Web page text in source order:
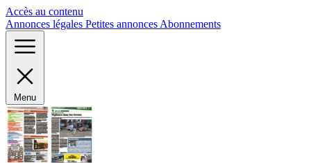
Accès au contenu
Annonces légales Petites annonces Abonnements
Menu
Panneau de gestion des cookies